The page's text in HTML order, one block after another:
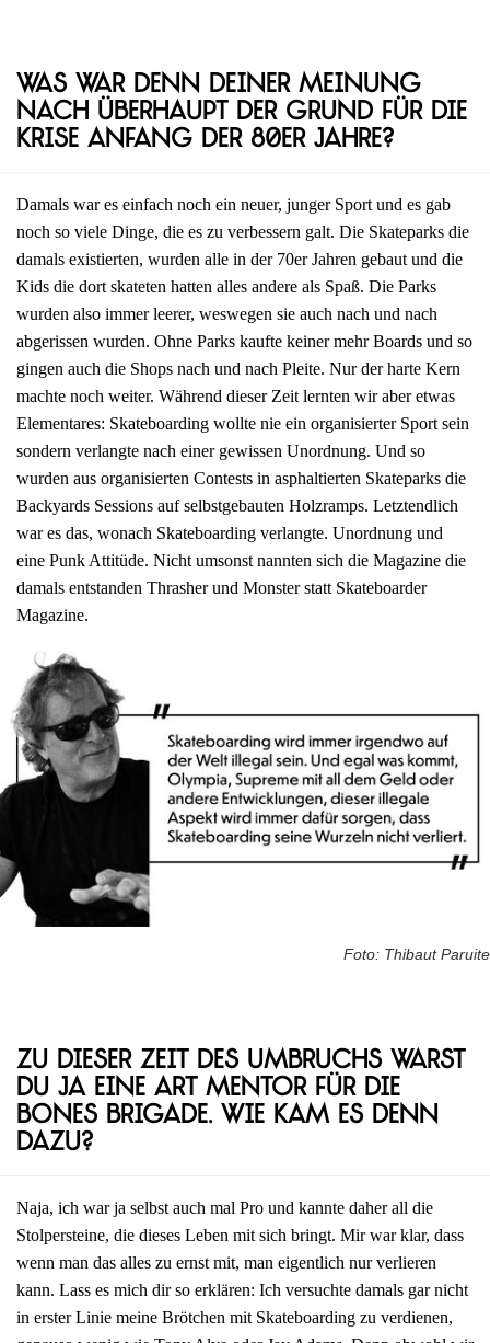
Was war denn deiner Meinung
nach überhaupt der Grund für die
Krise Anfang der 80er Jahre?
Damals war es einfach noch ein neuer, junger Sport und es gab
noch so viele Dinge, die es zu verbessern galt. Die Skateparks die
damals existierten, wurden alle in der 70er Jahren gebaut und die
Kids die dort skateten hatten alles andere als Spaß. Die Parks
wurden also immer leerer, weswegen sie auch nach und nach
abgerissen wurden. Ohne Parks kaufte keiner mehr Boards und so
gingen auch die Shops nach und nach Pleite. Nur der harte Kern
machte noch weiter. Während dieser Zeit lernten wir aber etwas
Elementares: Skateboarding wollte nie ein organisierter Sport sein
sondern verlangte nach einer gewissen Unordnung. Und so
wurden aus organisierten Contests in asphaltierten Skateparks die
Backyards Sessions auf selbstgebauten Holzramps. Letztendlich
war es das, wonach Skateboarding verlangte. Unordnung und
eine Punk Attitüde. Nicht umsonst nannten sich die Magazine die
damals entstanden Thrasher und Monster statt Skateboarder
Magazine.
Foto: Thibaut Paruite
Zu dieser Zeit des Umbruchs warst
du ja eine Art Mentor für die
Bones Brigade. Wie kam es denn
dazu?
Naja, ich war ja selbst auch mal Pro und kannte daher all die
Stolpersteine, die dieses Leben mit sich bringt. Mir war klar, dass
wenn man das alles zu ernst mit, man eigentlich nur verlieren
kann. Lass es mich dir so erklären: Ich versuchte damals gar nicht
in erster Linie meine Brötchen mit Skateboarding zu verdienen,